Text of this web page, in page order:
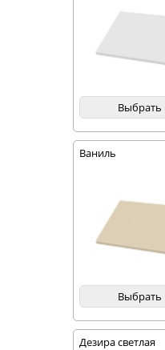
Выбрать
Ваниль
Выбрать
Дезира светлая